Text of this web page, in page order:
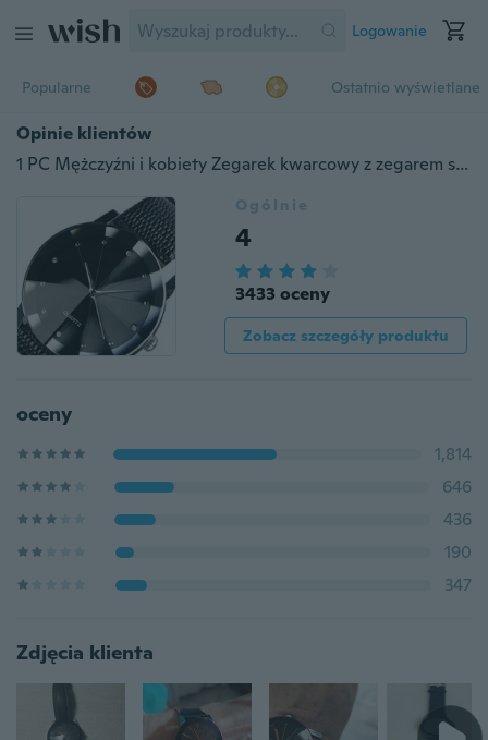
Logowanie
Popularne Ostatnio wyświetlane
Opinie klientów
1 PC Mężczyźni i kobiety Zegarek kwarcowy z zegarem skórzanym （opcja ： A i B）
Ogólnie
4
3433 oceny
Zobacz szczegóły produktu
oceny
1,814
646
436
190
347
Zdjęcia klienta